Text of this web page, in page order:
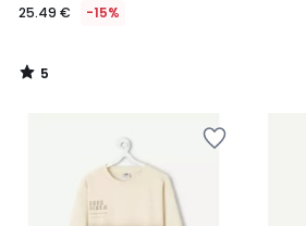
25.49 € -15%
5
/